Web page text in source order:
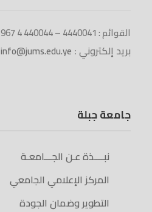
القوائم : 4440041 – 440044 4 967+
بريد إلكتروني : info@jums.edu.ye
جامعة جبلة
نبــــذة عـن الجـــامعـة
المركز الإعلامي الجامعي
التطوير وضمان الجودة